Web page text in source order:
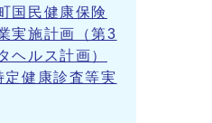
国民健康保険
実施計画（第3
ヘルス計画）
定健康診査等実